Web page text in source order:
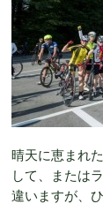
晴天に恵まれ
して、または
違いますが、